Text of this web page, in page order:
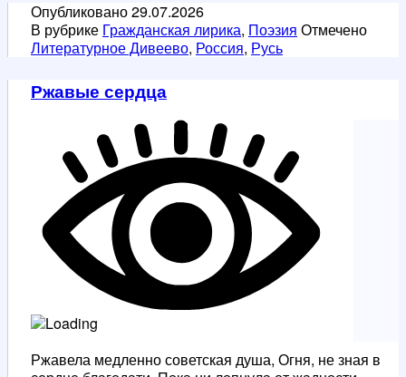
Опубликовано29.07.2026
В рубрике Гражданская лирика, Поэзия Отмечено
Литературное Дивеево, Россия, Русь
Ржавые сердца
Ржавела медленно советская душа, Огня, не зная в